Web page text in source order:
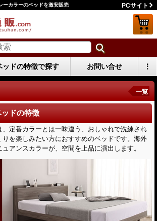
ーカラーのベッドを激安販売 PCサイト
ッドの特徴で探す お問い合せ ⋮
ドの特徴
、定番カラーとは一味違う、おしゃれで洗練され
りを楽しみたい方におすすめのベッドです。海外
アンスカラーが、空間を上品に演出します。
一覧